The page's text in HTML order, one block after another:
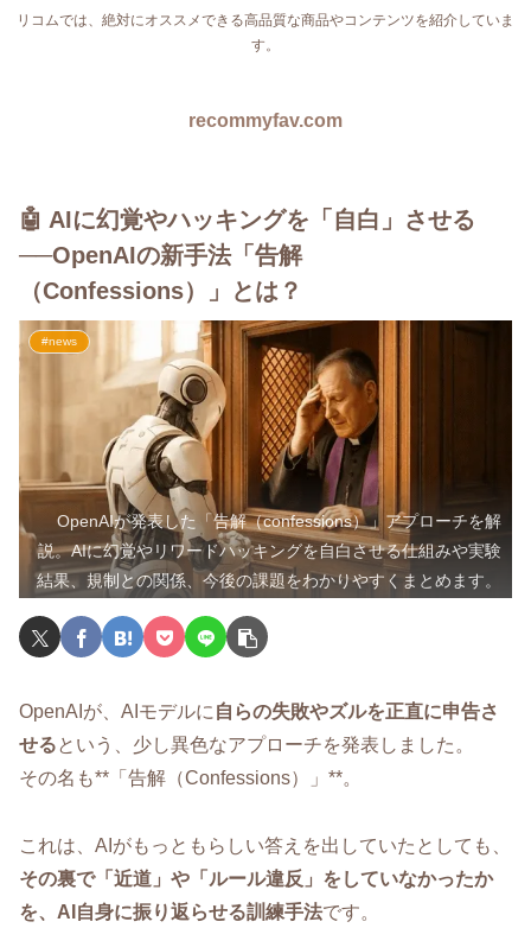
リコムでは、絶対にオススメできる高品質な商品やコンテンツを紹介していま
す。
recommyfav.com
🤖 AIに幻覚やハッキングを「自白」させる
──OpenAIの新手法「告解
（Confessions）」とは？
#news
OpenAIが発表した「告解（confessions）」アプローチを解
説。AIに幻覚やリワードハッキングを自白させる仕組みや実験
結果、規制との関係、今後の課題をわかりやすくまとめます。
OpenAIが、AIモデルに 自らの失敗やズルを正直に申告さ
せるという、少し異色なアプローチを発表しました。
その名も**「告解（Confessions）」**。
これは、AIがもっともらしい答えを出していたとしても、
その裏で「近道」や「ルール違反」をしていなかったか
を、AI自身に振り返らせる訓練手法です。